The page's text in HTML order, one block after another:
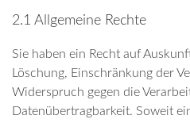
2.1 Allgemeine Rechte
Sie haben ein Recht auf
Löschung, Einschränkung der
Widerspruch gegen die
Datenübertragbarkeit. Soweit